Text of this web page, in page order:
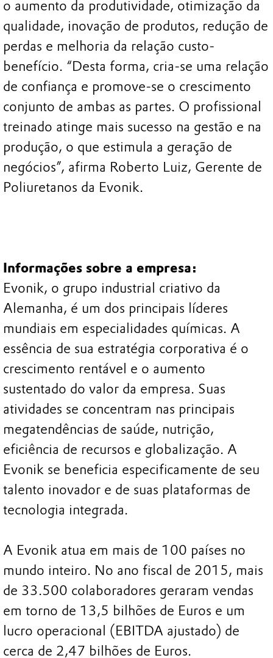
o aumento da produtividade, otimização da
qualidade, inovação de produtos, redução de
perdas e melhoria da relação custo-
benefício. “Desta forma, cria-se uma relação
de confiança e promove-se o crescimento
conjunto de ambas as partes. O profissional
treinado atinge mais sucesso na gestão e na
produção, o que estimula a geração de
negócios”, afirma Roberto Luiz, Gerente de
Poliuretanos da Evonik.
Informações sobre a empresa:
Evonik, o grupo industrial criativo da
Alemanha, é um dos principais líderes
mundiais em especialidades químicas. A
essência de sua estratégia corporativa é o
crescimento rentável e o aumento
sustentado do valor da empresa. Suas
atividades se concentram nas principais
megatendências de saúde, nutrição,
eficiência de recursos e globalização. A
Evonik se beneficia especificamente de seu
talento inovador e de suas plataformas de
tecnologia integrada.
A Evonik atua em mais de 100 países no
mundo inteiro. No ano fiscal de 2015, mais
de 33.500 colaboradores geraram vendas
em torno de 13,5 bilhões de Euros e um
lucro operacional (EBITDA ajustado) de
cerca de 2,47 bilhões de Euros.